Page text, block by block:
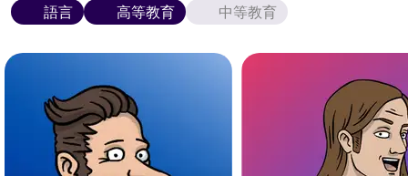
語言 高等教育 中等教育